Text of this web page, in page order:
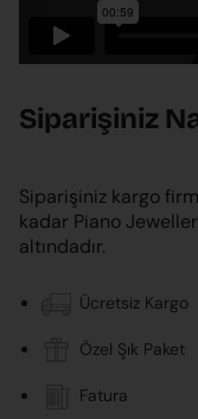
Siparişiniz
Siparişiniz kargo
kadar Piano
altındadır.
Ücretsiz Kargo
Özel Şık Paket
Fatura